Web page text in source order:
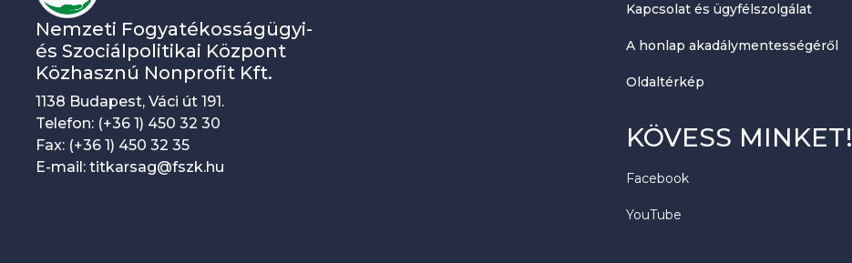
Nemzeti Fogyatékosságügyi-
és Szociálpolitikai Központ
Közhasznú Nonprofit Kft.
1138 Budapest, Váci út 191.
Telefon: (+36 1) 450 32 30
Fax: (+36 1) 450 32 35
E-mail: titkarsag@fszk.hu
Kapcsolat és ügyfélszolgálat
A honlap akadálymentességéről
Oldaltérkép
KÖVESS MINKET!
Facebook
YouTube